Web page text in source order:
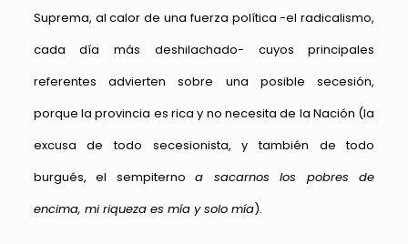
Suprema, al calor de una fuerza política -el radicalismo,
cada día más deshilachado- cuyos principales
referentes advierten sobre una posible secesión,
porque la provincia es rica y no necesita de la Nación (la
excusa de todo secesionista, y también de todo
burgués, el sempiternoa sacarnos los pobres de
encima, mi riqueza es mía y solo mía).